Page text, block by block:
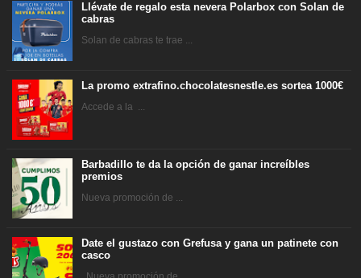
Llévate de regalo esta nevera Polarbox con Solan de
cabras
Solan de cabras te trae ...
La promo extrafino.chocolatesnestle.es sortea 1000€
Accede a la ...
Barbadillo te da la opción de ganar increíbles
premios
Nueva promoción de ...
Date el gustazo con Grefusa y gana un patinete con
casco